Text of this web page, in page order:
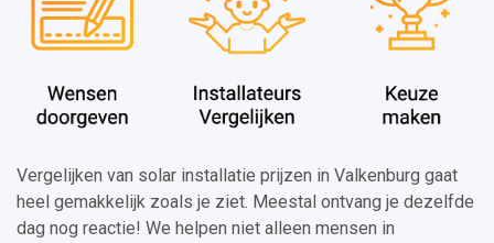
Vergelijken van solar installatie prijzen in Valkenburg gaat
heel gemakkelijk zoals je ziet. Meestal ontvang je dezelfde
dag nog reactie! We helpen niet alleen mensen in